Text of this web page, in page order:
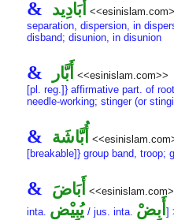
& أَبَادِيد
separation, dispersion, in
disband; disunion, in disunion
& أَبَّار <<esinislam.com>>
[pl. reg.]} affirmative part. of
needle-working; stinger (or
& أُبَّاشَة
[breakable]} group band, troop;
& أَبَاضَ
inta. يُبِيْض / jus. inta. أَبِضْ ]